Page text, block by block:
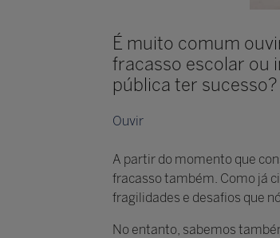
É muito comum
fracasso escolar ou
pública ter sucesso?
Ouvir
A partir do momento que
fracasso também. Como já
fragilidades e desafios que
No entanto, sabemos